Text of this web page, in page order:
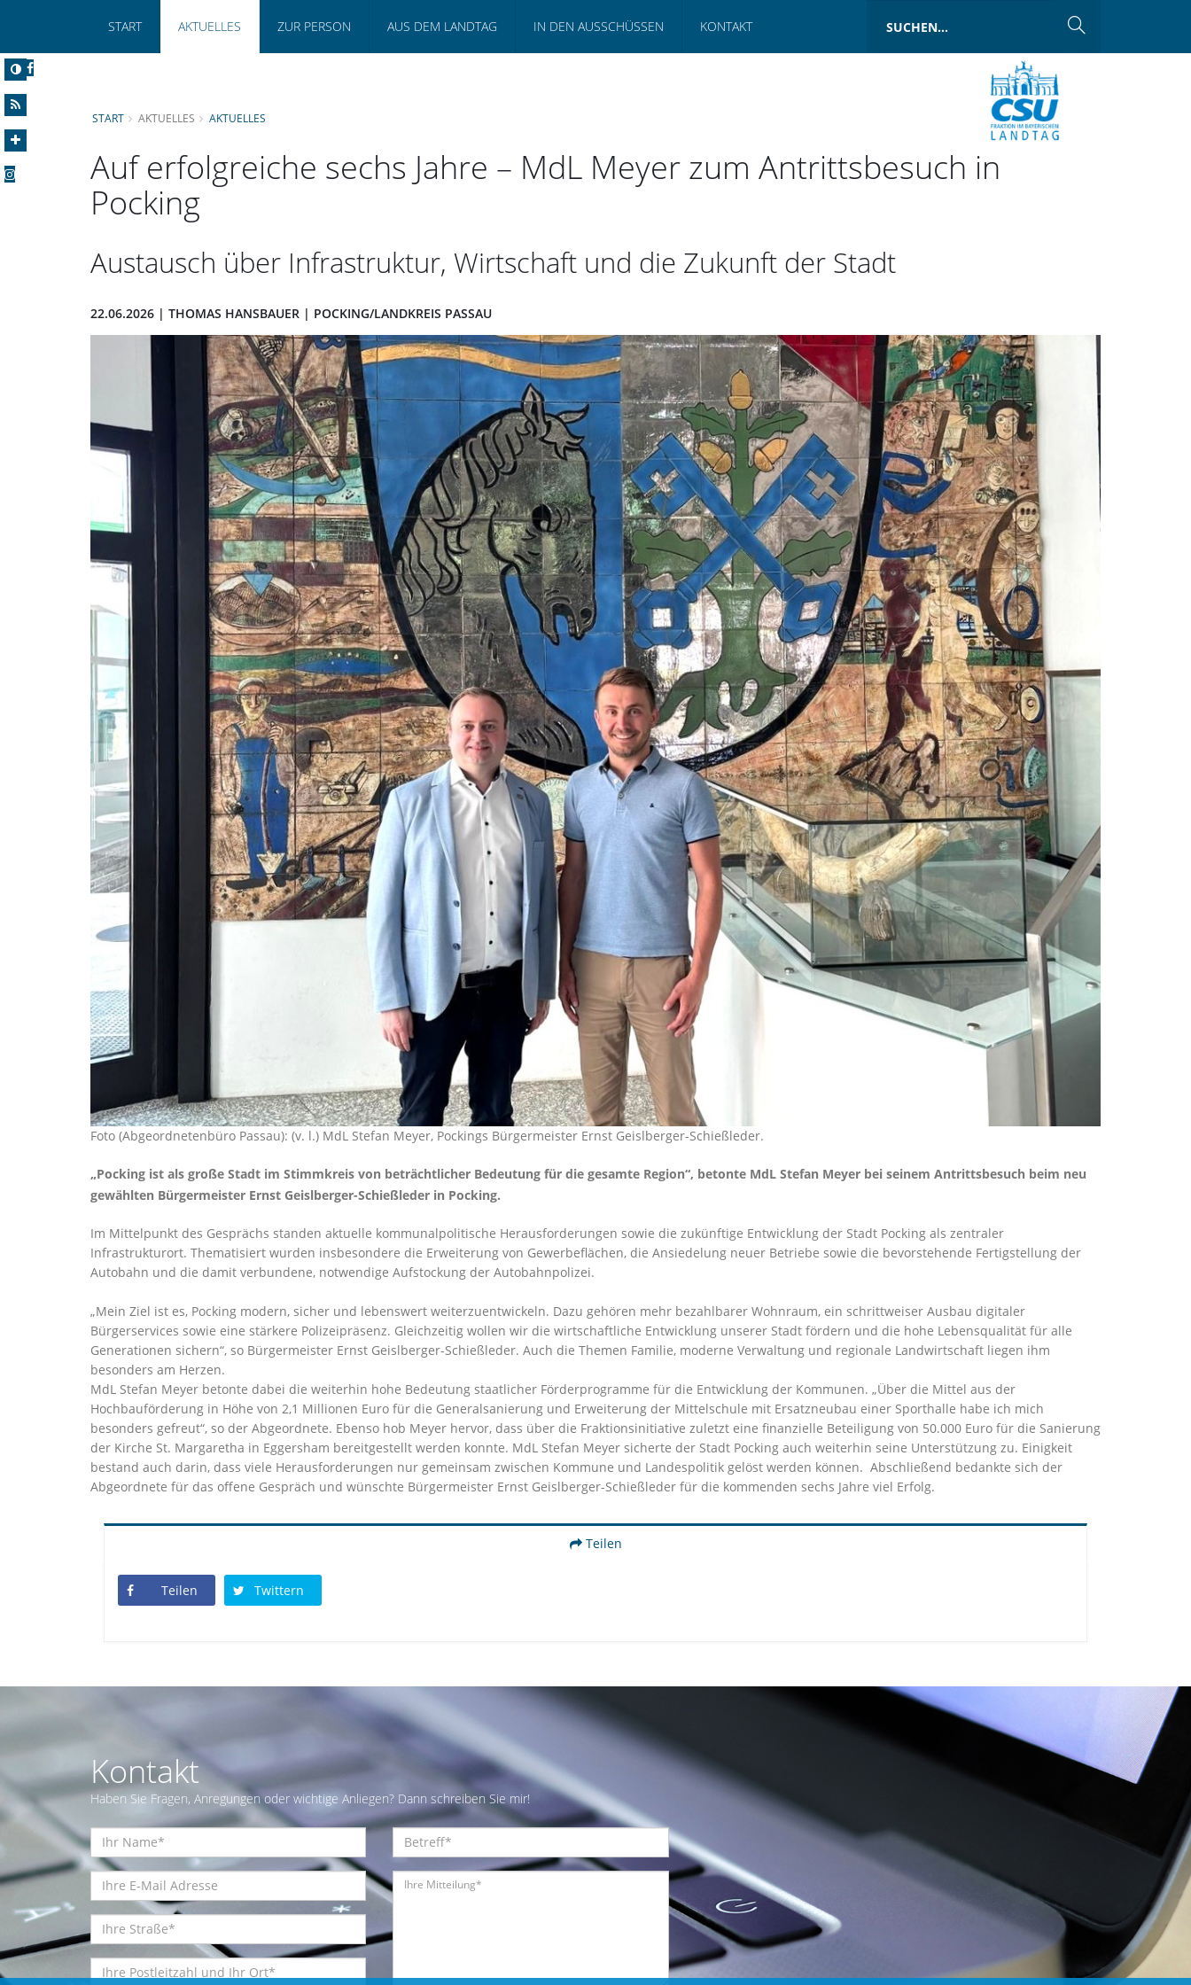
START AKTUELLES ZUR PERSON AUS DEM LANDTAG IN DEN AUSSCHÜSSEN KONTAKT
START AKTUELLES AKTUELLES
Auf erfolgreiche sechs Jahre – MdL Meyer zum Antrittsbesuch in
Pocking
Austausch über Infrastruktur, Wirtschaft und die Zukunft der Stadt
22.06.2026 | THOMAS HANSBAUER | POCKING/LANDKREIS PASSAU
Foto (Abgeordnetenbüro Passau): (v. l.) MdL Stefan Meyer, Pockings Bürgermeister Ernst Geislberger-Schießleder.
Pocking ist als große Stadt im Stimmkreis von beträchtlicher Bedeutung für die gesamte Region“, betonte MdL Stefan Meyer bei seinem Antrittsbesuch beim neu
gewählten Bürgermeister Ernst Geislberger-Schießleder in Pocking.
Im Mittelpunkt des Gesprächs standen aktuelle kommunalpolitische Herausforderungen sowie die zukünftige Entwicklung der Stadt Pocking als zentraler
Infrastrukturort. Thematisiert wurden insbesondere die Erweiterung von Gewerbeflächen, die Ansiedelung neuer Betriebe sowie die bevorstehende Fertigstellung der
Autobahn und die damit verbundene, notwendige Aufstockung der Autobahnpolizei.
Mein Ziel ist es, Pocking modern, sicher und lebenswert weiterzuentwickeln. Dazu gehören mehr bezahlbarer Wohnraum, ein schrittweiser Ausbau digitaler
Bürgerservices sowie eine stärkere Polizeipräsenz. Gleichzeitig wollen wir die wirtschaftliche Entwicklung unserer Stadt fördern und die hohe Lebensqualität für alle
Generationen sichern“, so Bürgermeister Ernst Geislberger-Schießleder. Auch die Themen Familie, moderne Verwaltung und regionale Landwirtschaft liegen ihm
besonders am Herzen.
MdL Stefan Meyer betonte dabei die weiterhin hohe Bedeutung staatlicher Förderprogramme für die Entwicklung der Kommunen. „Über die Mittel aus der
Hochbauförderung in Höhe von 2,1 Millionen Euro für die Generalsanierung und Erweiterung der Mittelschule mit Ersatzneubau einer Sporthalle habe ich mich
besonders gefreut“, so der Abgeordnete. Ebenso hob Meyer hervor, dass über die Fraktionsinitiative zuletzt eine finanzielle Beteiligung von 50.000 Euro für die Sanierung
der Kirche St. Margaretha in Eggersham bereitgestellt werden konnte. MdL Stefan Meyer sicherte der Stadt Pocking auch weiterhin seine Unterstützung zu. Einigkeit
bestand auch darin, dass viele Herausforderungen nur gemeinsam zwischen Kommune und Landespolitik gelöst werden können. Abschließend bedankte sich der
Abgeordnete für das offene Gespräch und wünschte Bürgermeister Ernst Geislberger-Schießleder für die kommenden sechs Jahre viel Erfolg.
Teilen
Teilen Twittern
Kontakt
Haben Sie Fragen, Anregungen oder wichtige Anliegen? Dann schreiben Sie mir!